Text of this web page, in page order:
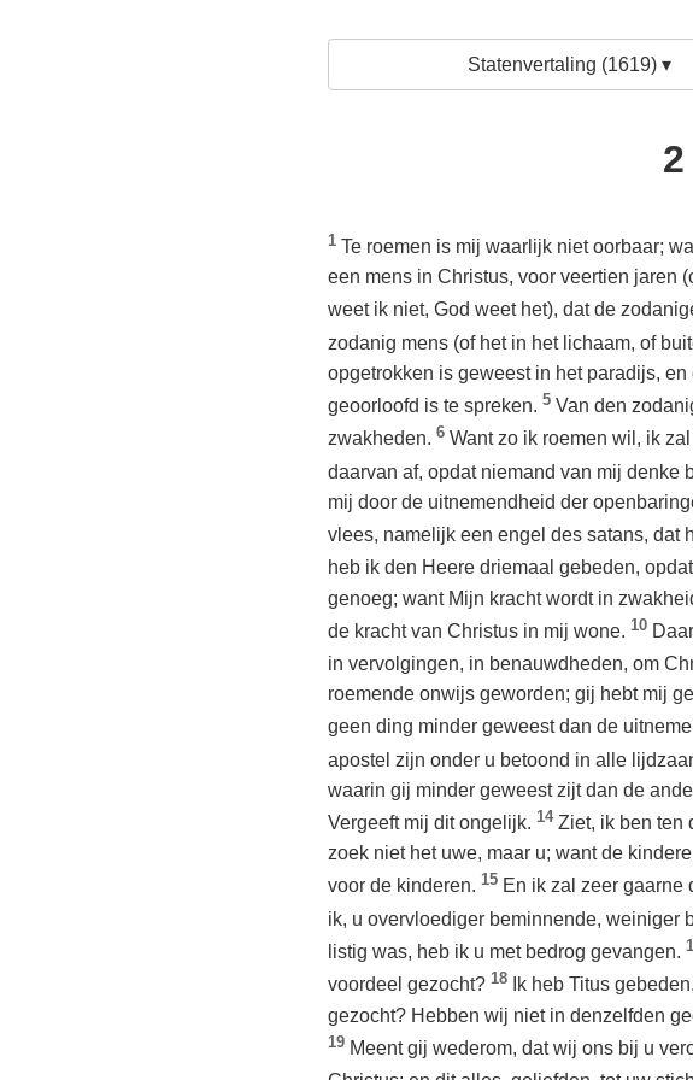
Statenvertaling (1619) ▾
1 Te roemen is mij waarlijk niet oorbaar;
een mens in Christus, voor veertien jaren
weet ik niet, God weet het), dat de
zodanig mens (of het in het lichaam, of
opgetrokken is geweest in het paradijs,
geoorloofd is te spreken. 5 Van den
zwakheden. 6 Want zo ik roemen wil, ik
daarvan af, opdat niemand van mij denke
mij door de uitnemendheid der
vlees, namelijk een engel des satans, dat
heb ik den Heere driemaal gebeden,
genoeg; want Mijn kracht wordt in
de kracht van Christus in mij wone. 10
in vervolgingen, in benauwdheden, om
roemende onwijs geworden; gij hebt mij
geen ding minder geweest dan de
apostel zijn onder u betoond in alle
waarin gij minder geweest zijt dan de
Vergeeft mij dit ongelijk. 14 Ziet, ik ben ten
zoek niet het uwe, maar u; want de
voor de kinderen. 15 En ik zal zeer gaarne
ik, u overvloediger beminnende, weiniger
listig was, heb ik u met bedrog gevangen.
voordeel gezocht? 18
Ik heb Titus
gezocht? Hebben wij niet in denzelfden
19 Meent gij wederom, dat wij ons bij u